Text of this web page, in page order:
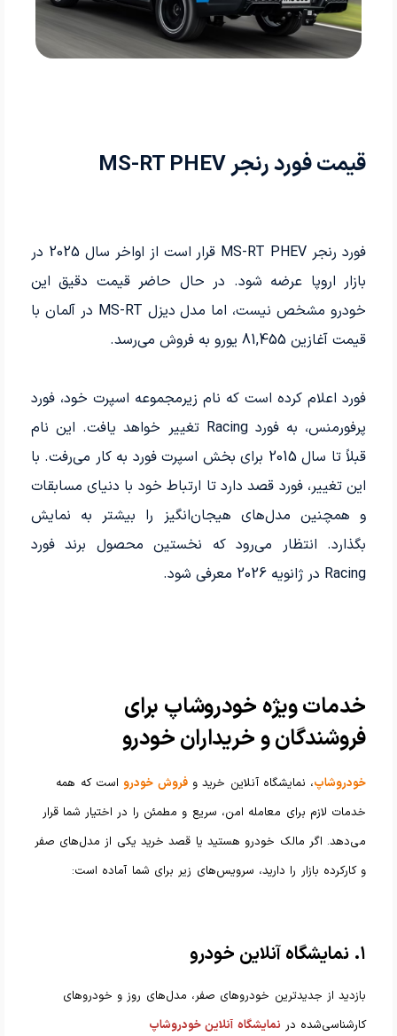
قیمت فورد رنجر MS-RT PHEV
فورد رنجر MS-RT PHEV قرار است از اواخر سال 2025 در
بازار اروپا عرضه شود. در حال حاضر قیمت دقیق این
خودرو مشخص نیست، اما مدل دیزل MS-RT در آلمان با
قیمت آغازین 81,455 یورو به فروش می‌رسد.
فورد اعلام کرده است که نام زیرمجموعه اسپرت خود، فورد
پرفورمنس، به فورد Racing تغییر خواهد یافت. این نام
قبلاً تا سال 2015 برای بخش اسپرت فورد به کار می‌رفت. با
این تغییر، فورد قصد دارد تا ارتباط خود با دنیای مسابقات
و همچنین مدل‌های هیجان‌انگیز را بیشتر به نمایش
بگذارد. انتظار می‌رود که نخستین محصول برند فورد
Racing در ژانویه 2026 معرفی شود.
خدمات ویژه خودروشاپ برای
فروشندگان و خریداران خودرو
خودروشاپ، نمایشگاه آنلاین خرید وفروش خودرواست که همه
خدمات لازم برای معامله امن، سریع و مطمئن را در اختیار شما قرار
می‌دهد. اگر مالک خودرو هستید یا قصد خرید یکی از مدل‌های صفر
و کارکرده بازار را دارید، سرویس‌های زیر برای شما آماده است:
۱. نمایشگاه آنلاین خودرو
بازدید از جدیدترین خودروهای صفر، مدل‌های روز و خودروهای
کارشناسی‌شده در نمایشگاه آنلاین خودروشاپ